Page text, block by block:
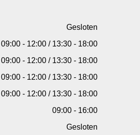
Gesloten
09:00 - 12:00 / 13:30 - 18:00
09:00 - 12:00 / 13:30 - 18:00
09:00 - 12:00 / 13:30 - 18:00
09:00 - 12:00 / 13:30 - 18:00
09:00 - 16:00
Gesloten